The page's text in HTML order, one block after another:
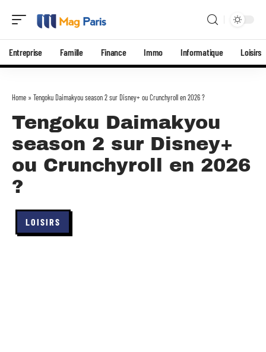
Entreprise Famille Finance Immo Informatique Loisirs
Home » Tengoku Daimakyou season 2 sur Disney+ ou Crunchyroll en 2026 ?
Tengoku Daimakyou
season 2 sur Disney+
ou Crunchyroll en 2026
?
LOISIRS